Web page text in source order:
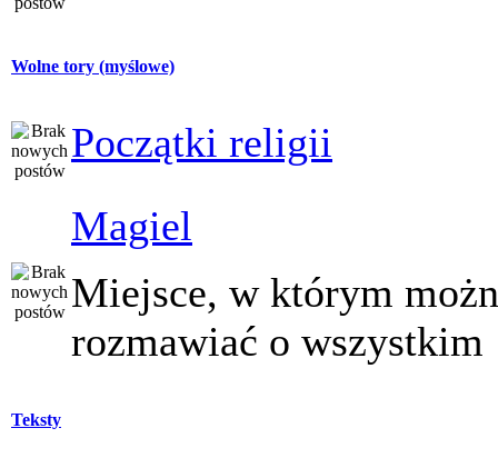
Wolne tory (myślowe)
Początki religii
Magiel
Miejsce, w którym
rozmawiać o wszystkim
Teksty